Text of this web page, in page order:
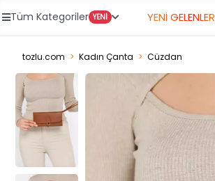
Tüm Kategoriler YENİ YENİ GELENLER
tozlu.com Kadın Çanta Cüzdan